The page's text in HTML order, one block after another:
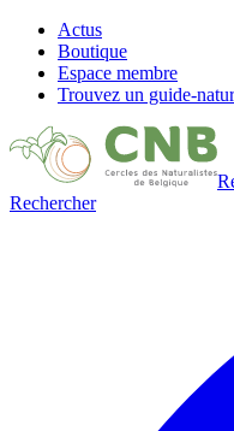
Actus
Boutique
Espace membre
Trouvez un guide-
Rechercher